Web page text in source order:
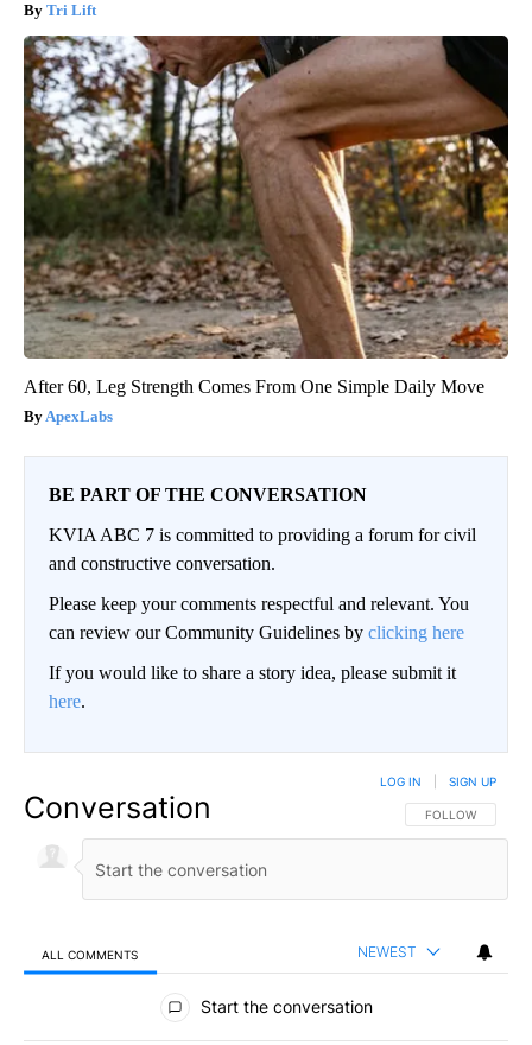
Tri Lift
After 60, Leg Strength Comes From One Simple Daily Move
ApexLabs
BE PART OF THE CONVERSATION
KVIA ABC 7 is committed to providing a forum for civil
and constructive conversation.
Please keep your comments respectful and relevant. You
can review our Community Guidelines by clicking here
If you would like to share a story idea, please submit it
here.
Conversation FOLLOW THIS
FOLLOW
LOG IN SIGN UP
ALL COMMENTS NEWEST
All Comments
Start the conversation